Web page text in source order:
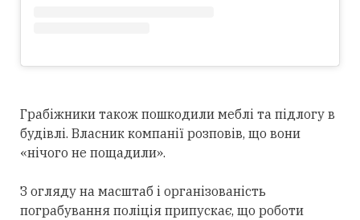
Грабіжники також пошкодили меблі та підлогу в
будівлі. Власник компанії розповів, що вони
«нічого не пощадили».
З огляду на масштаб і організованість
пограбування поліція припускає, що роботи